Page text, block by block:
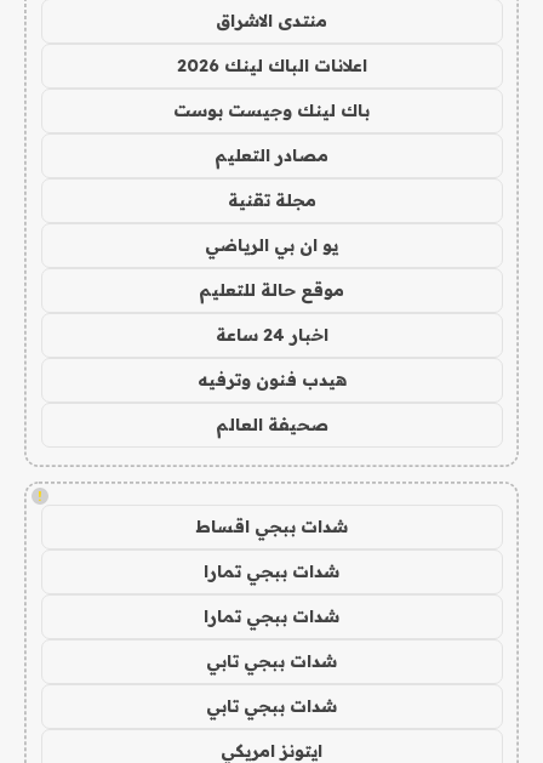
منتدى الاشراق
اعلانات الباك لينك 2026
باك لينك وجيست بوست
مصادر التعليم
مجلة تقنية
يو ان بي الرياضي
موقع حالة للتعليم
اخبار 24 ساعة
هيدب فنون وترفيه
صحيفة العالم
!
شدات ببجي اقساط
شدات ببجي تمارا
شدات ببجي تمارا
شدات ببجي تابي
شدات ببجي تابي
ايتونز امريكي